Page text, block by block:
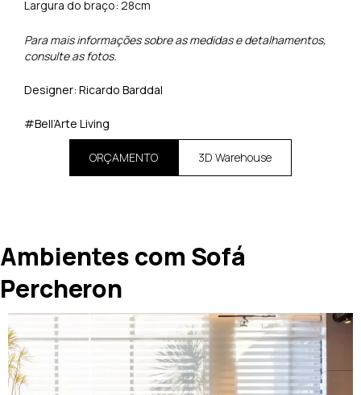
Largura do braço: 28cm
Para mais informações sobre as medidas e detalhamentos,
consulte as fotos.
Designer: Ricardo Barddal
#Bell’Arte Living
ORÇAMENTO 3D Warehouse
Ambientes com Sofá
Percheron